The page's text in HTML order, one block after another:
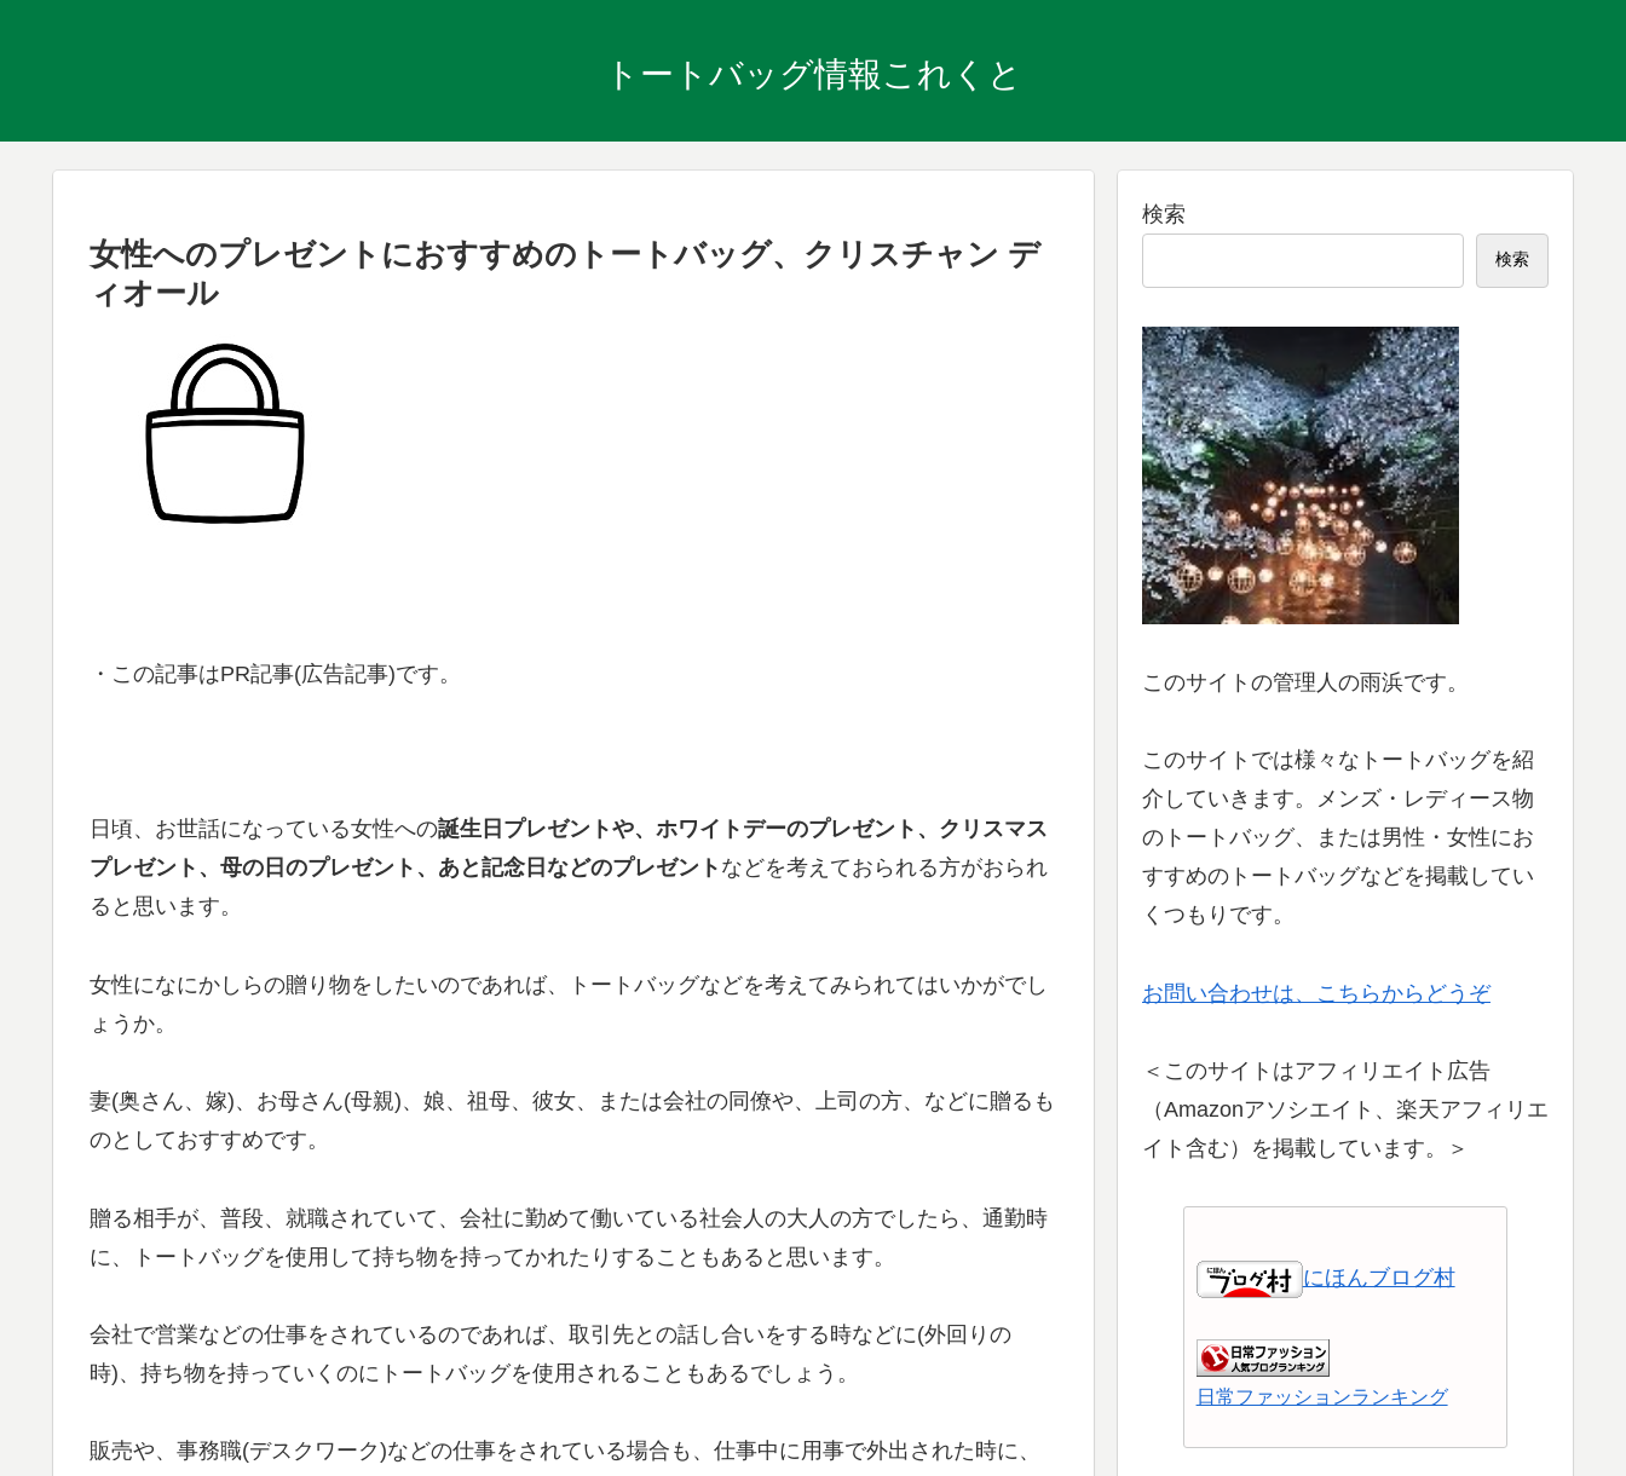
トートバッグ情報これくと
女性へのプレゼントにおすすめのトートバッグ、クリスチャン デ
ィオール
・この記事はPR記事(広告記事)です。
日頃、お世話になっている女性への誕生日プレゼントや、ホワイトデーのプレゼント、クリスマス
プレゼント、母の日のプレゼント、あと記念日などのプレゼント などを考えておられる方がおられ
ると思います。
女性になにかしらの贈り物をしたいのであれば、トートバッグなどを考えてみられてはいかがでし
ょうか。
妻(奥さん、嫁)、お母さん(母親)、娘、祖母、彼女、または会社の同僚や、上司の方、などに贈るも
のとしておすすめです。
贈る相手が、普段、就職されていて、会社に勤めて働いている社会人の大人の方でしたら、通勤時
に、トートバッグを使用して持ち物を持ってかれたりすることもあると思います。
会社で営業などの仕事をされているのであれば、取引先との話し合いをする時などに(外回りの
時)、持ち物を持っていくのにトートバッグを使用されることもあるでしょう。
販売や、事務職(デスクワーク)などの仕事をされている場合も、仕事中に用事で外出された時に、
検索
検索
このサイトの管理人の雨浜です。
このサイトでは様々なトートバッグを紹
介していきます。メンズ・レディース物
のトートバッグ、または男性・女性にお
すすめのトートバッグなどを掲載してい
くつもりです。
お問い合わせは、こちらからどうぞ
＜このサイトはアフィリエイト広告
（Amazonアソシエイト、楽天アフィリエ
イト含む）を掲載しています。＞
にほんブログ村
日常ファッションランキング